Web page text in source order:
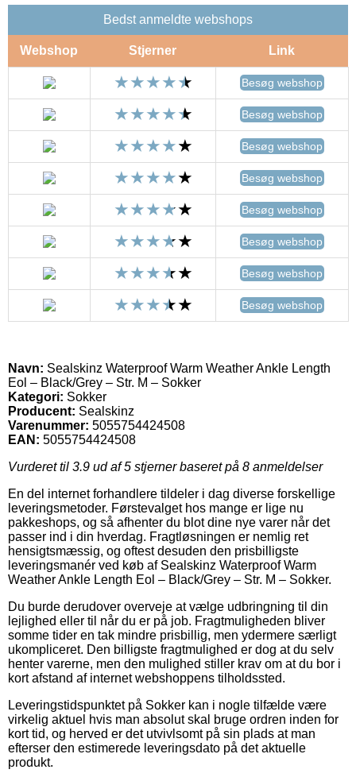
Bedst anmeldte webshops
Webshop Stjerner Link
Besøg webshop
Besøg webshop
Besøg webshop
Besøg webshop
Besøg webshop
Besøg webshop
Besøg webshop
Besøg webshop
Navn: Sealskinz Waterproof Warm Weather Ankle Length
Eol – Black/Grey – Str. M – Sokker
Kategori: Sokker
Producent: Sealskinz
Varenummer: 5055754424508
EAN: 5055754424508
Vurderet til 3.9 ud af 5 stjerner baseret på 8 anmeldelser
En del internet forhandlere tildeler i dag diverse forskellige
leveringsmetoder. Førstevalget hos mange er lige nu
pakkeshops, og så afhenter du blot dine nye varer når det
passer ind i din hverdag. Fragtløsningen er nemlig ret
hensigtsmæssig, og oftest desuden den prisbilligste
leveringsmanér ved køb af Sealskinz Waterproof Warm
Weather Ankle Length Eol – Black/Grey – Str. M – Sokker.
Du burde derudover overveje at vælge udbringning til din
lejlighed eller til når du er på job. Fragtmuligheden bliver
somme tider en tak mindre prisbillig, men ydermere særligt
ukompliceret. Den billigste fragtmulighed er dog at du selv
henter varerne, men den mulighed stiller krav om at du bor i
kort afstand af internet webshoppens tilholdssted.
Leveringstidspunktet på Sokker kan i nogle tilfælde være
virkelig aktuel hvis man absolut skal bruge ordren inden for
kort tid, og herved er det utvivlsomt på sin plads at man
efterser den estimerede leveringsdato på det aktuelle
produkt.